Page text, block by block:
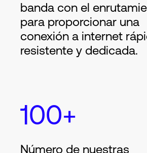
banda con el
para proporcionar una
conexión a internet
resistente y dedicada.
100+
Número de nuestras